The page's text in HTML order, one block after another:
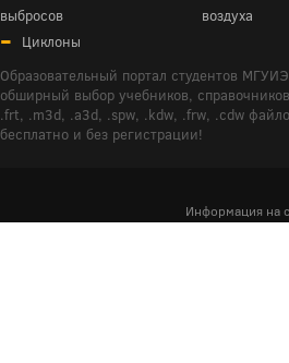
выбросов
воздуха
Циклоны
Образовательный портал студентов
обширный выбор учебников,
.frt, .m3d, .a3d, .spw, .kdw, .frw, .cdw
бесплатно и без регистрации!
Информация на